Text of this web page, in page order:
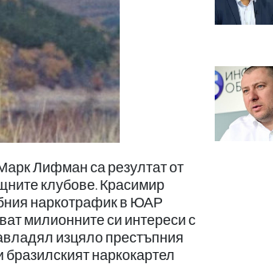
Лифман са резултат от
клубове. Красимир
наркотрафик в ЮАР
милионните си интереси с
изцяло престъпния
наркокартел